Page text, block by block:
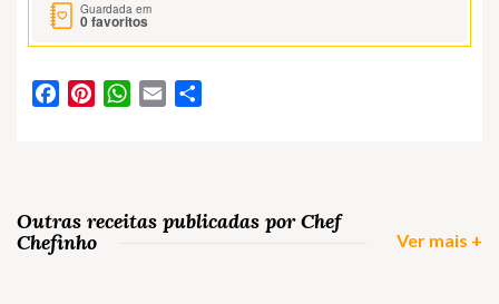
Guardada em
0favoritos
FacebookPinterestWhatsApp
Email
Outras receitas publicadas por Chef
Chefinho
Ver mais +